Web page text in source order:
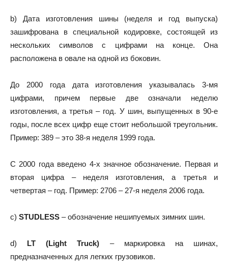
b) Дата изготовления шины (неделя и год выпуска)
зашифрована в специальной кодировке, состоящей из
нескольких символов с цифрами на конце. Она
расположена в овале на одной из боковин.
До 2000 года дата изготовления указывалась 3-мя
цифрами, причем первые две означали неделю
изготовления, а третья – год. У шин, выпущенных в 90-е
годы, после всех цифр еще стоит небольшой треугольник.
Пример: 389 – это 38-я неделя 1999 года.
С 2000 года введено 4-х значное обозначение. Первая и
вторая цифра – неделя изготовления, а третья и
четвертая – год. Пример: 2706 – 27-я неделя 2006 года.
c) STUDLESS – обозначение нешипуемых зимних шин.
d) LT (Light Truck) – маркировка на шинах,
предназначенных для легких грузовиков.